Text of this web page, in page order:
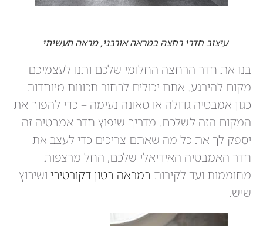
עיצוב חדרי רחצה במראה אורבני, מראה תעשיתי
בנו את חדר הרחצה החלומי שלכם ותנו לעצמיכם
מקום להירגע. אתם יכולים לבחור תכונות מיוחדות –
כגון אמבטיה גדולה או סאונה נעימה – כדי להפוך את
המקום הזה לשלכם. מדריך שיפוץ חדר אמבטיה זה
יספק לך את כל מה שאתם צריכים כדי לעצב את
חדר האמבטיה האידיאלי שלכם, החל מרצפות
מחוממות ועד לקירות במראה בטון דקורטיבי ושיבוץ
שיש.